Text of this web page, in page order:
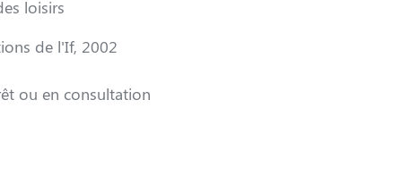
loisirs
de l'If, 2002
ou en consultation